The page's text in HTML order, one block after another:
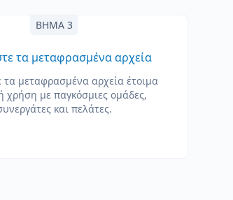
ΒΉΜΑ 3
τα μεταφρασμένα αρχεία
τα μεταφρασμένα αρχεία έτοιμα
χρήση με παγκόσμιες ομάδες,
και πελάτες.